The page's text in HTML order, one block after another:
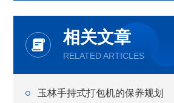
相关文章
RELATED ARTICLES
玉林手持式打包机的保养规划